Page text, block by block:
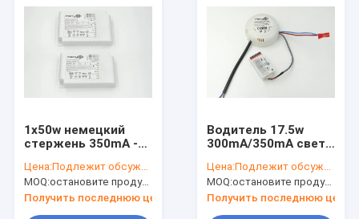
1x50w немецкий
стержень 350mA -
НАЖИМ освещения
СИД 1050mA
ТУСКЛЫЙ
Цена:Подлежит обсуждению
MOQ:остановите продукцию, не доступную.
Получить последнюю цену
Водитель 17.5w
300mA/350mA света
движения
прожектора
одобрил CE
Цена:Подлежит обсуждению
MOQ:остановите продукцию, не доступную.
Получить последнюю цену